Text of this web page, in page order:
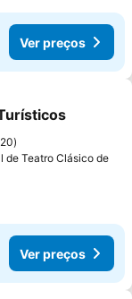
Ver preços
favoritos
de Teatro Clásico de
Ver preços